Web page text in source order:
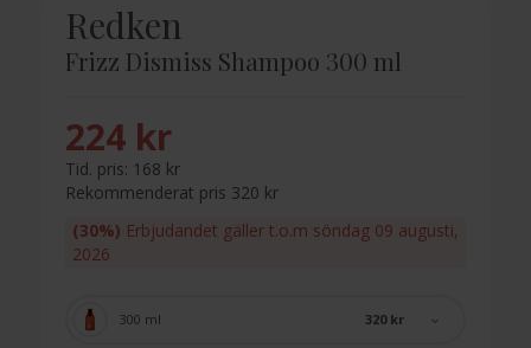
Redken
Frizz Dismiss Shampoo 300 ml
224 kr
Tid. pris: 168 kr
Rekommenderat pris 320 kr
(30%) Erbjudandet gäller t.o.m söndag 09 augusti,
2026
320 kr
300 ml